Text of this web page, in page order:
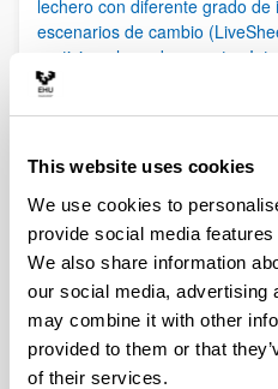
This website uses cookies
We use cookies to
provide social media
We also share information
our social media, advertising
may combine it with other
provided to them or that
of their services.
lechero con diferente grado
escenarios de cambio
participan los subproyectos
Ganadería de Montaña-CSIC-
Laboratory on Environmental
Marcadores para la
procedentes de sistemas de
Pro (2021)
Diversificación de las
Vasco: leche de yegua -